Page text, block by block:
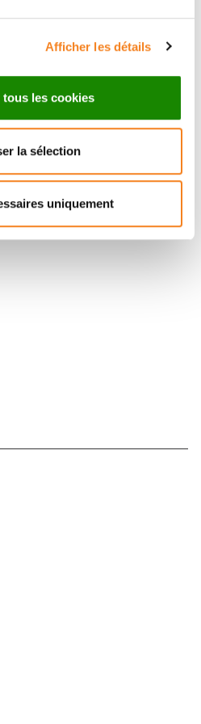
Afficher les détails
les cookies
la sélection
uniquement
Curie